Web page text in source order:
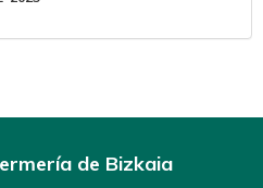
de Bizkaia